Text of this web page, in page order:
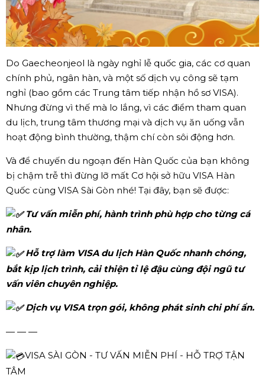
Do Gaecheonjeol là ngày nghỉ lễ quốc gia, các cơ quan
chính phủ, ngân hàn, và một số dịch vụ công sẽ tạm
nghỉ (bao gồm các Trung tâm tiếp nhận hồ sơ VISA).
Nhưng đừng vì thế mà lo lắng, vì các điểm tham quan
du lịch, trung tâm thương mại và dịch vụ ăn uống vẫn
hoạt động bình thường, thậm chí còn sôi động hơn.
Và để chuyến du ngoạn đến Hàn Quốc của bạn không
bị chậm trễ thì đừng lỡ mất Cơ hội sở hữu VISA Hàn
Quốc cùng VISA Sài Gòn nhé! Tại đây, bạn sẽ được:
Tư vấn miễn phí, hành trình phù hợp cho từng cá
nhân.
Hỗ trợ làm VISA du lịch Hàn Quốc nhanh chóng,
bắt kịp lịch trình, cải thiện tỉ lệ đậu cùng đội ngũ tư
vấn viên chuyên nghiệp.
Dịch vụ VISA trọn gói, không phát sinh chi phí ẩn.
— — —
VISA SÀI GÒN - TƯ VẤN MIỄN PHÍ - HỖ TRỢ TẬN
TÂM